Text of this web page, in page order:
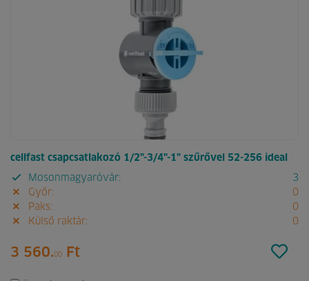
cellfast csapcsatlakozó 1/2"-3/4"-1" szűrővel 52-256 ideal
Mosonmagyaróvár:
3
Győr:
0
Paks:
0
Külső raktár:
0
3 560.00 Ft